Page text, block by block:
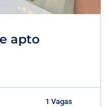
apto
1 Vagas